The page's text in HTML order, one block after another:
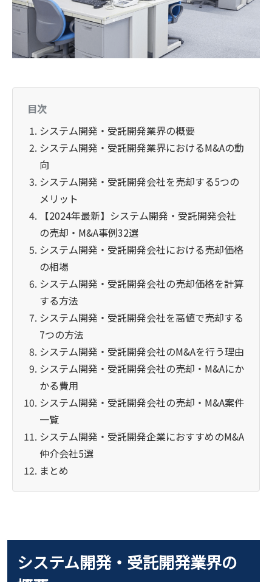
目次
システム開発・受託開発業界の概要
システム開発・受託開発業界におけるM&Aの動
向
システム開発・受託開発会社を売却する5つの
メリット
【2024年最新】システム開発・受託開発会社
の売却・M&A事例32選
システム開発・受託開発会社における売却価格
の相場
システム開発・受託開発会社の売却価格を計算
する方法
システム開発・受託開発会社を高値で売却する
7つの方法
システム開発・受託開発会社のM&Aを行う理由
システム開発・受託開発会社の売却・M&Aにか
かる費用
システム開発・受託開発会社の売却・M&A案件
一覧
システム開発・受託開発企業におすすめのM&A
仲介会社5選
まとめ
システム開発・受託開発業界の